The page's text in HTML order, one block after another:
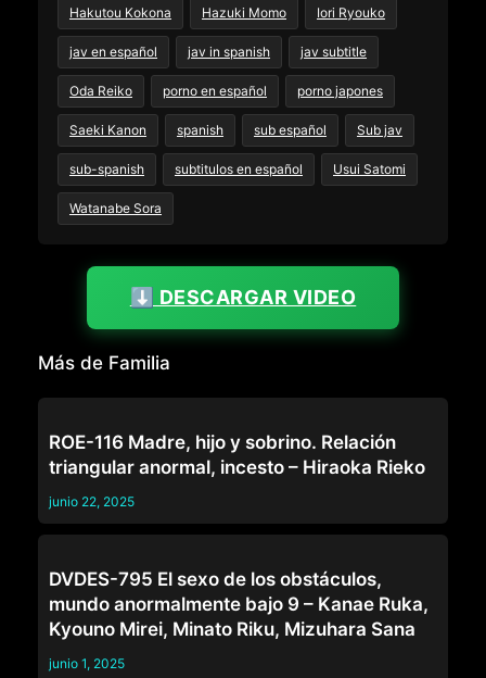
Hakutou Kokona Hazuki Momo Iori Ryouko
jav en español jav in spanish jav subtitle
Oda Reiko porno en español porno japones
Saeki Kanon spanish sub español Sub jav
sub-spanish subtitulos en español Usui Satomi
Watanabe Sora
⬇️ DESCARGAR VIDEO
Más de Familia
ROE-116 Madre, hijo y sobrino. Relación
triangular anormal, incesto – Hiraoka Rieko
junio 22, 2025
DVDES-795 El sexo de los obstáculos,
mundo anormalmente bajo 9 – Kanae Ruka,
Kyouno Mirei, Minato Riku, Mizuhara Sana
junio 1, 2025